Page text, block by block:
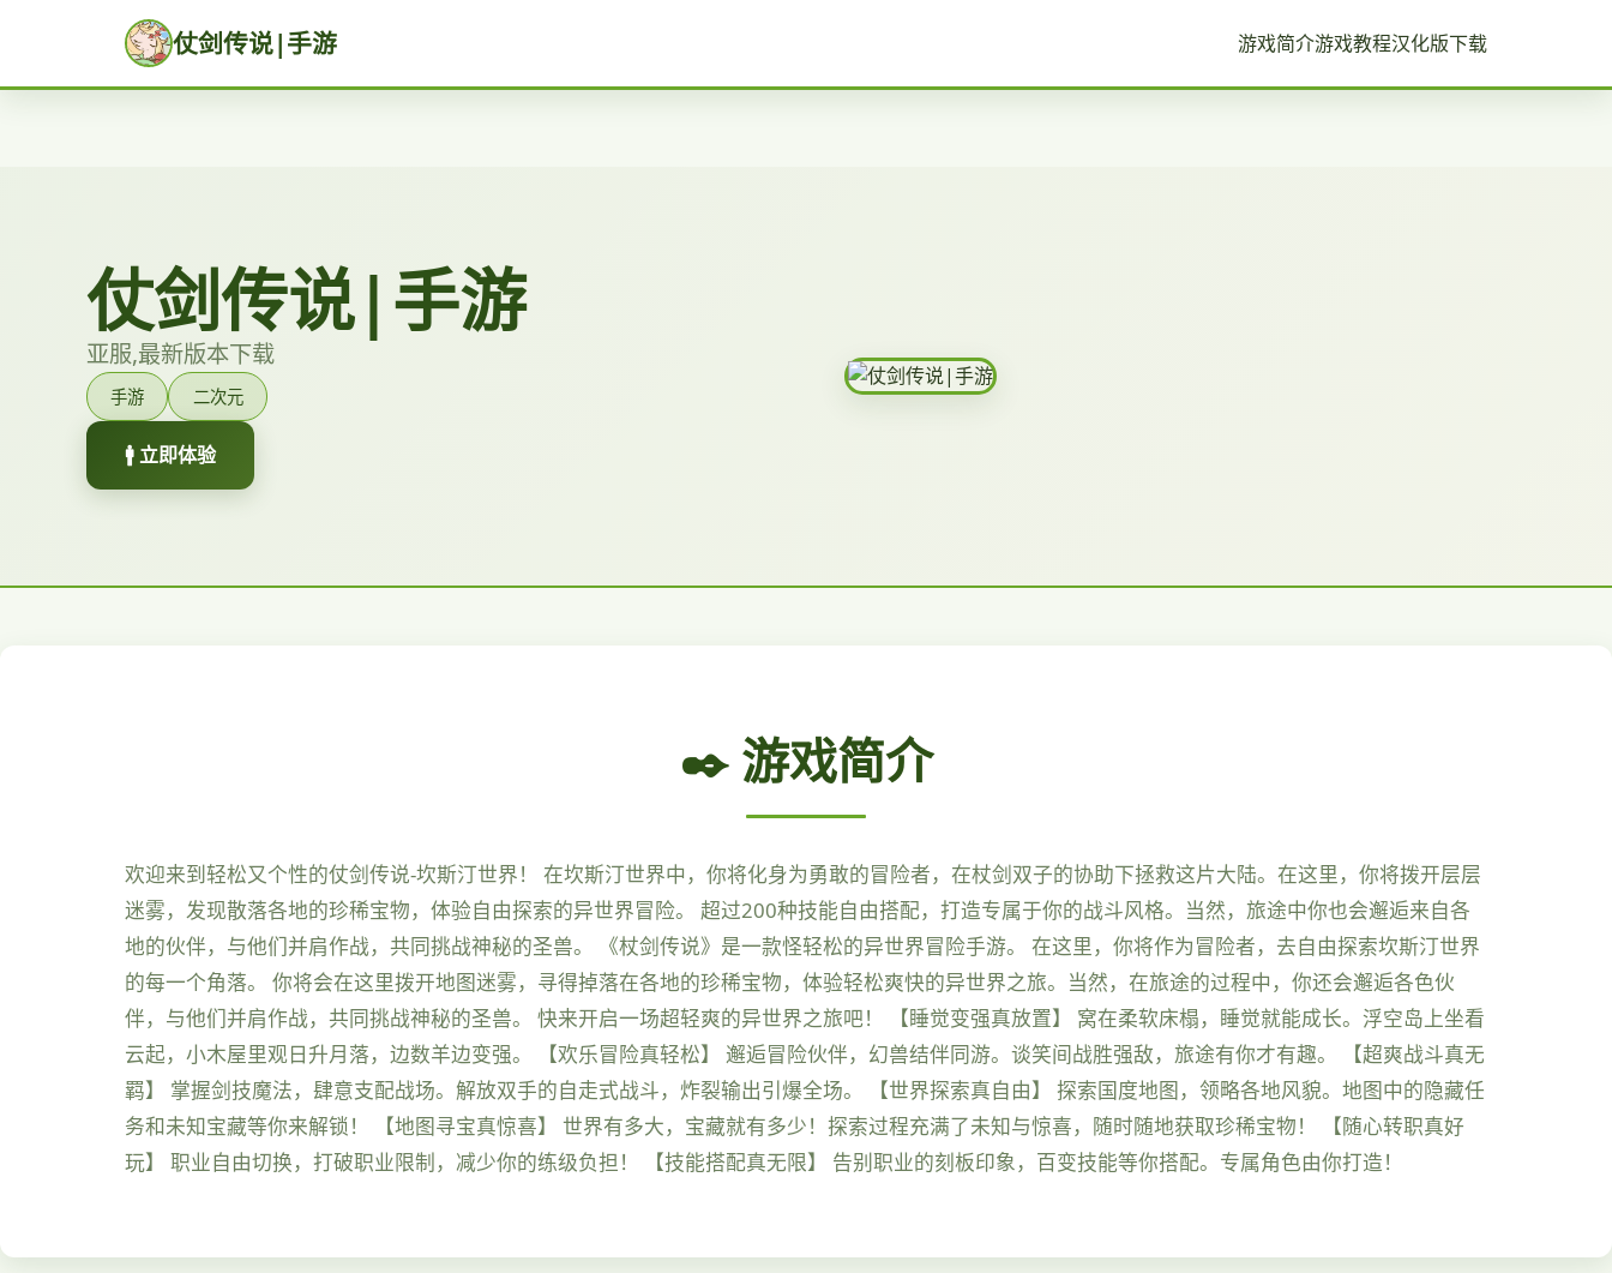
仗剑传说|手游 游戏简介游戏教程汉化版下载
仗剑传说|手游
亚服,最新版本下载
手游 二次元
🚹 立即体验
✒️ 游戏简介
欢迎来到轻松又个性的仗剑传说-坎斯汀世界！ 在坎斯汀世界中，你将化身为勇敢的冒险者，在杖剑双子的协助下拯救这片大陆。在这里，你将拨开层层
迷雾，发现散落各地的珍稀宝物，体验自由探索的异世界冒险。 超过200种技能自由搭配，打造专属于你的战斗风格。当然，旅途中你也会邂逅来自各
地的伙伴，与他们并肩作战，共同挑战神秘的圣兽。 《杖剑传说》是一款怪轻松的异世界冒险手游。 在这里，你将作为冒险者，去自由探索坎斯汀世界
的每一个角落。 你将会在这里拨开地图迷雾，寻得掉落在各地的珍稀宝物，体验轻松爽快的异世界之旅。当然，在旅途的过程中，你还会邂逅各色伙
伴，与他们并肩作战，共同挑战神秘的圣兽。 快来开启一场超轻爽的异世界之旅吧！ 【睡觉变强真放置】 窝在柔软床榻，睡觉就能成长。浮空岛上坐看
云起，小木屋里观日升月落，边数羊边变强。 【欢乐冒险真轻松】 邂逅冒险伙伴，幻兽结伴同游。谈笑间战胜强敌，旅途有你才有趣。 【超爽战斗真无
羁】 掌握剑技魔法，肆意支配战场。解放双手的自走式战斗，炸裂输出引爆全场。 【世界探索真自由】 探索国度地图，领略各地风貌。地图中的隐藏任
务和未知宝藏等你来解锁！ 【地图寻宝真惊喜】 世界有多大，宝藏就有多少！探索过程充满了未知与惊喜，随时随地获取珍稀宝物！ 【随心转职真好
玩】 职业自由切换，打破职业限制，减少你的练级负担！ 【技能搭配真无限】 告别职业的刻板印象，百变技能等你搭配。专属角色由你打造！